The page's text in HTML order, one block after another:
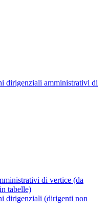
dirigenziali amministrativi di
di vertice (da
tabelle)
dirigenziali (dirigenti non